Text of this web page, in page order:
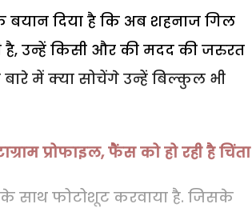
बयान दिया है कि अब शहनाज गिल
उन्हें किसी और की मदद की जरुरत
में क्या सोचेंगे उन्हें बिल्कुल भी
प्रोफाइल, फैंस को हो रही है चिंता
साथ फोटोशूट करवाया है. जिसके